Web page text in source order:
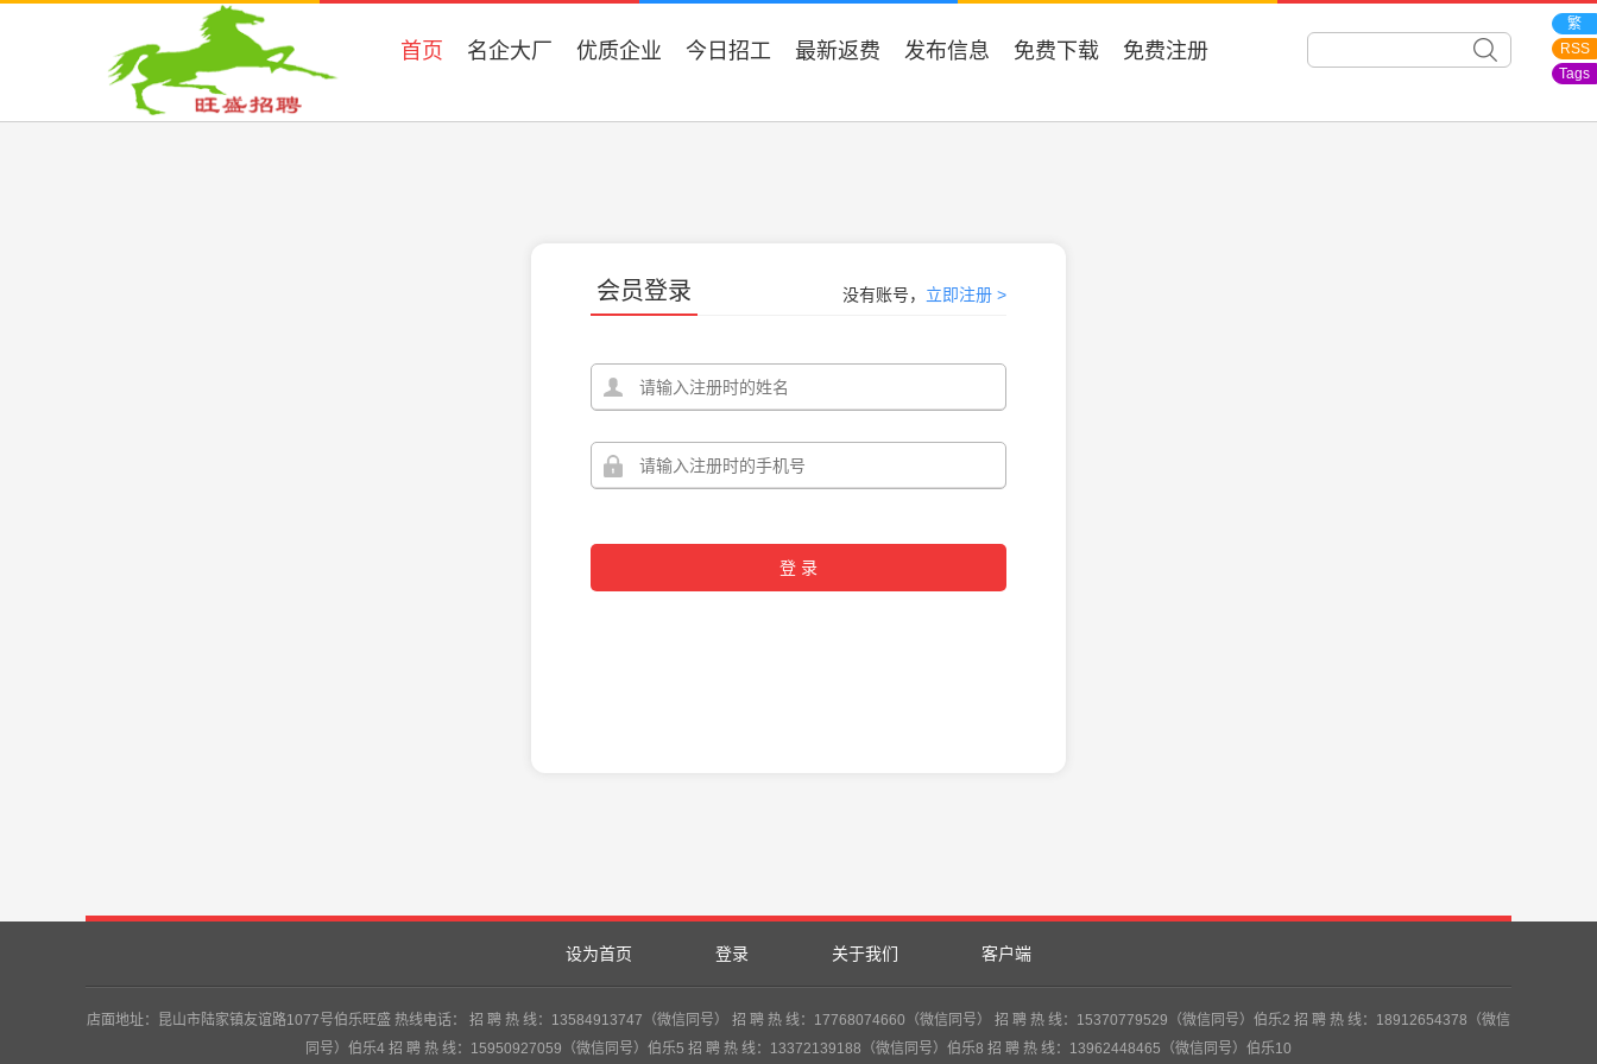
繁
RSS
Tags
首页 名企大厂 优质企业 今日招工 最新返费 发布信息 免费下载 免费注册
会员登录 没有账号， 立即注册 >
设为首页 登录 关于我们 客户端
店面地址：昆山市陆家镇友谊路1077号伯乐旺盛 热线电话： 招 聘 热 线：13584913747（微信同号） 招 聘 热 线：17768074660（微信同号） 招 聘 热 线：15370779529（微信同号）伯乐2 招 聘 热 线：18912654378（微信
同号）伯乐4 招 聘 热 线：15950927059（微信同号）伯乐5 招 聘 热 线：13372139188（微信同号）伯乐8 招 聘 热 线：13962448465（微信同号）伯乐10